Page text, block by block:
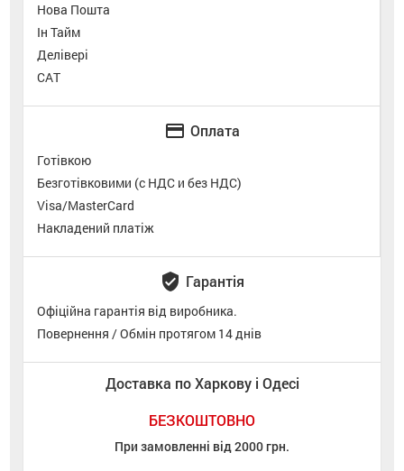
Нова Пошта
Ін Тайм
Делівері
САТ
credit_card Оплата
Готівкою
Безготівковими (с НДС и без НДС)
Visa/MasterCard
Накладений платіж
verified_user Гарантія
Офіційна гарантія від виробника.
Повернення / Обмін протягом 14 днів
Доставка по Харкову і Одесі
БЕЗКОШТОВНО
При замовленні від 2000 грн.